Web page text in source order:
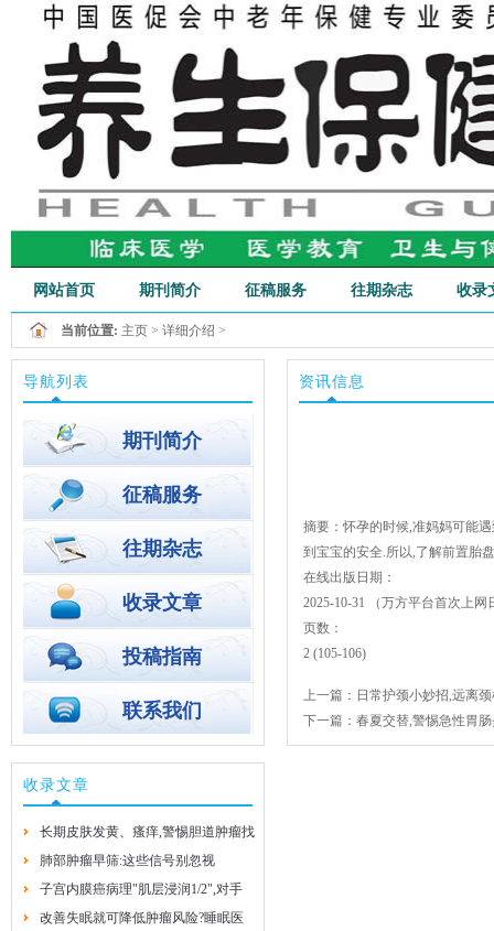
网站首页 期刊简介
行业新闻
征稿服务 往期杂志 收录
当前位置: 主页 > 详细介绍 >
导航列表
期刊简介
征稿服务
往期杂志
收录文章
投稿指南
联系我们
收录文章
长期皮肤发黄、瘙痒,警惕胆道肿瘤找
上门
2026-8-4
肺部肿瘤早筛:这些信号别忽视
2026-8-4
子宫内膜癌病理"肌层浸润1/2",对手
术方案有啥影响?
改善失眠就可降低肿瘤风险?睡眠医
资讯信息
摘要：怀孕的时候,准妈妈可能
到宝宝的安全.所以,了解前置胎
在线出版日期：
2025-10-31 （万方平台首次上
页数：
2 (105-106)
上一篇： 日常护颈小妙招,远离
下一篇： 春夏交替,警惕急性胃